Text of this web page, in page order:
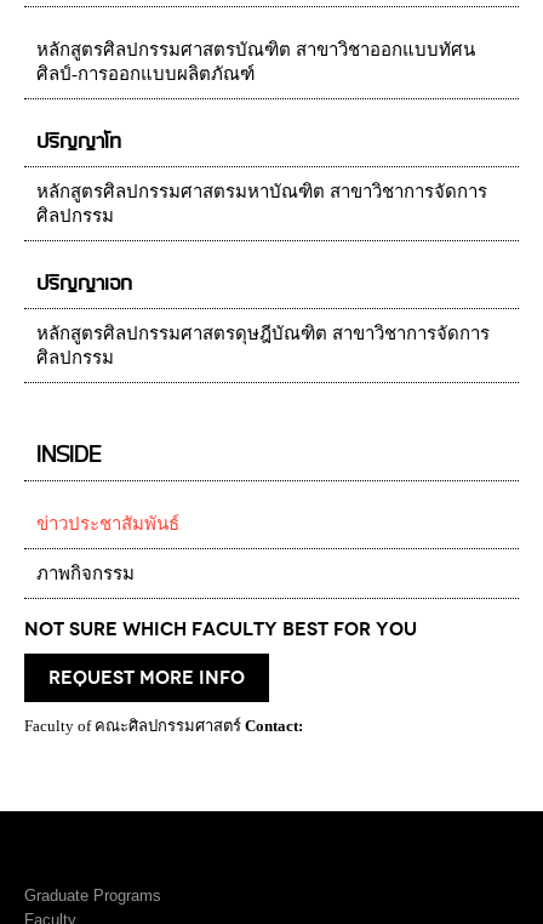
หลักสูตรศิลปกรรมศาสตรบัณฑิต สาขาวิชาออกแบบทัศน
ศิลป์-การออกแบบผลิตภัณฑ์
ปริญญาโท
หลักสูตรศิลปกรรมศาสตรมหาบัณฑิต สาขาวิชาการจัดการ
ศิลปกรรม
ปริญญาเอก
หลักสูตรศิลปกรรมศาสตรดุษฎีบัณฑิต สาขาวิชาการจัดการ
ศิลปกรรม
INSIDE
ข่าวประชาสัมพันธ์
ภาพกิจกรรม
Not Sure which Faculty best for you
request more info
Faculty of คณะศิลปกรรมศาสตร์ Contact:
Graduate Programs
Faculty